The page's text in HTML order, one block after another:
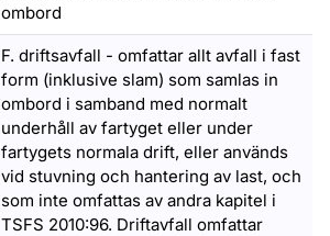
ombord
F. driftsavfall - omfattar allt avfall i fast
form (inklusive slam) som samlas in
ombord i samband med normalt
underhåll av fartyget eller under
fartygets normala drift, eller används
vid stuvning och hantering av last, och
som inte omfattas av andra kapitel i
TSFS 2010:96. Driftavfall omfattar